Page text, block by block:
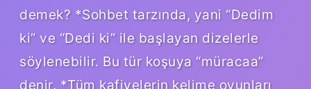
demek? *Sohbet tarzında, yani “Dedim
ki” ve “Dedi ki” ile başlayan dizelerle
söylenebilir. Bu tür koşuya “müracaa”
denir. *Tüm kafiyelerin kelime oyunları